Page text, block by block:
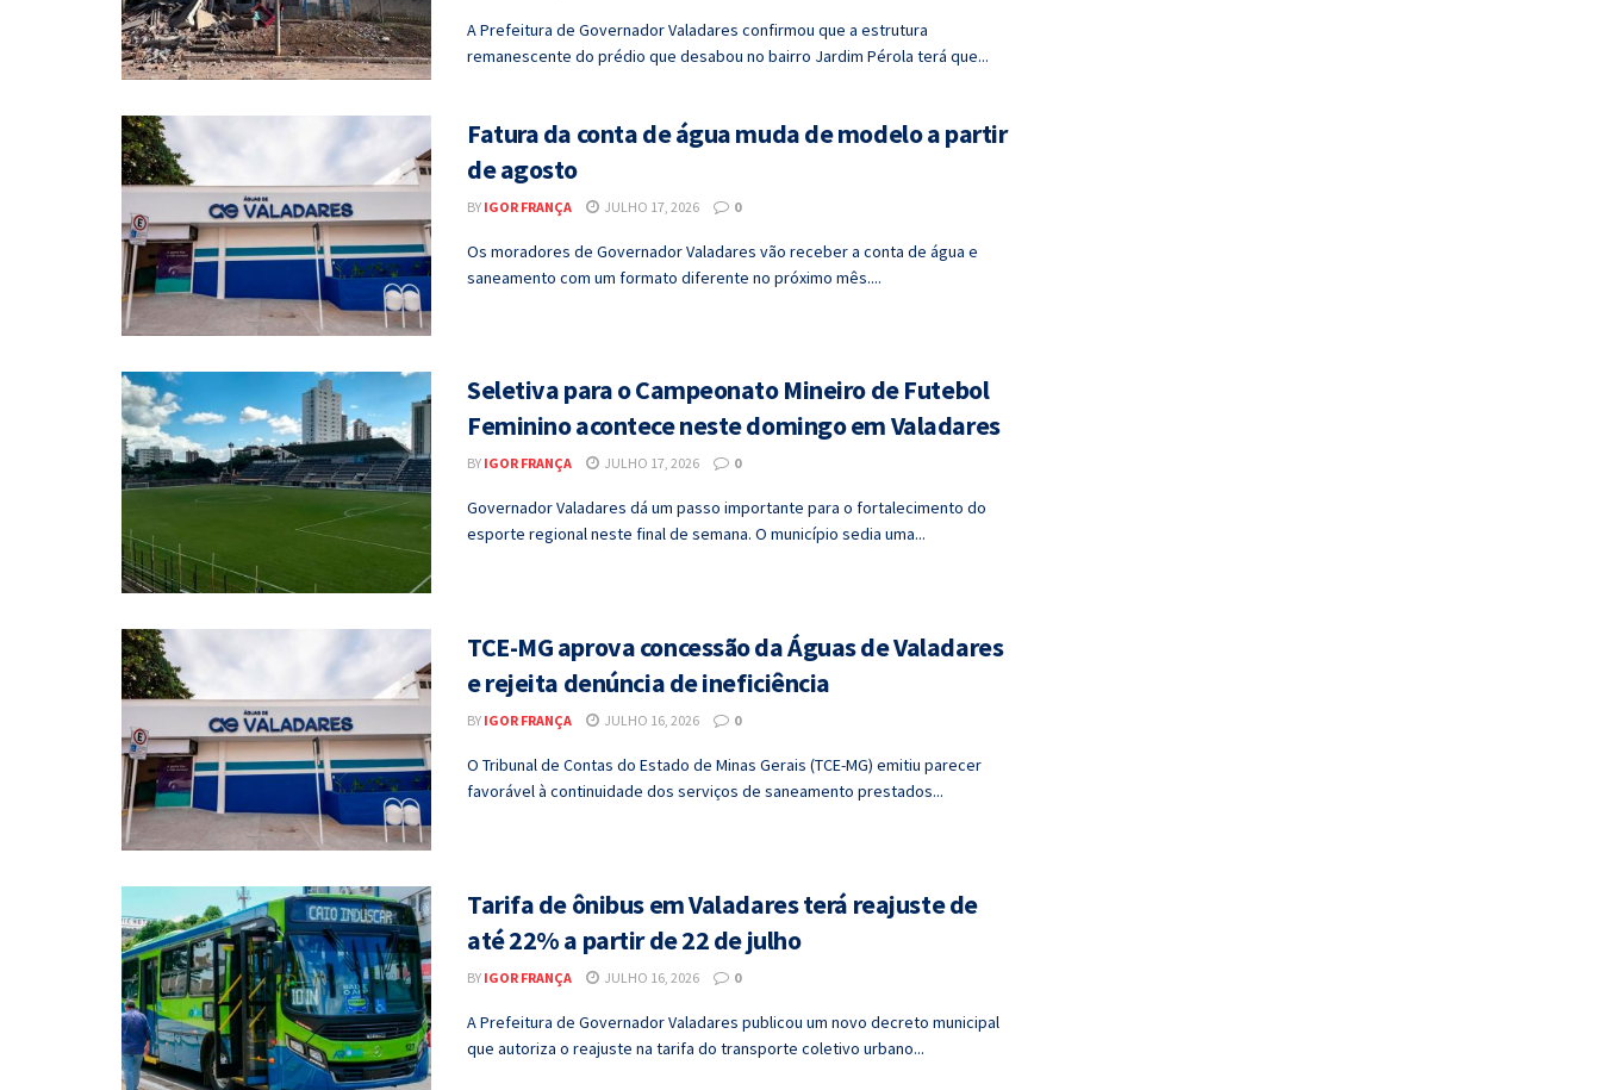
A Prefeitura de Governador Valadares confirmou que a estrutura
remanescente do prédio que desabou no bairro Jardim Pérola terá que...
Fatura da conta de água muda de modelo a partir
de agosto
BY IGOR FRANÇA JULHO 17, 2026 0
Os moradores de Governador Valadares vão receber a conta de água e
saneamento com um formato diferente no próximo mês....
Seletiva para o Campeonato Mineiro de Futebol
Feminino acontece neste domingo em Valadares
BY IGOR FRANÇA JULHO 17, 2026 0
Governador Valadares dá um passo importante para o fortalecimento do
esporte regional neste final de semana. O município sedia uma...
TCE-MG aprova concessão da Águas de Valadares
e rejeita denúncia de ineficiência
BY IGOR FRANÇA JULHO 16, 2026 0
O Tribunal de Contas do Estado de Minas Gerais (TCE-MG) emitiu parecer
favorável à continuidade dos serviços de saneamento prestados...
Tarifa de ônibus em Valadares terá reajuste de
até 22% a partir de 22 de julho
BY IGOR FRANÇA JULHO 16, 2026 0
A Prefeitura de Governador Valadares publicou um novo decreto municipal
que autoriza o reajuste na tarifa do transporte coletivo urbano...